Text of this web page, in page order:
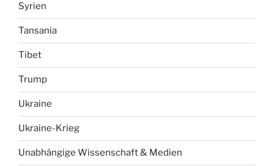
Syrien
Tansania
Tibet
Trump
Ukraine
Ukraine-Krieg
Unabhängige Wissenschaft & Medien